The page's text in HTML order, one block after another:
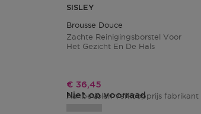
Niet op voorraad
SISLEY
Brousse Douce
Zachte Reinigingsborstel Voor
Het Gezicht En De Hals
Kortingsprijs
€ 36,45
Aanbevolen verkoopprijs fabrikant